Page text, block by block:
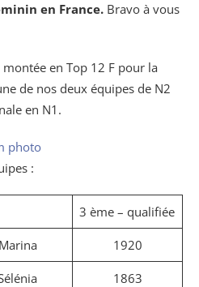
en France. Bravo à vous
en Top 12 F pour la
de nos deux équipes de N2
en N1.
photo
:
3 ème – qualifiée
Marina 1920
1863